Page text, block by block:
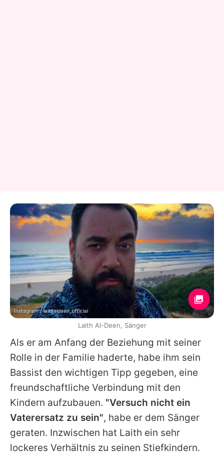
Als er am Anfang der Beziehung mit seiner
Rolle in der Familie haderte, habe ihm sein
Bassist den wichtigen Tipp gegeben, eine
freundschaftliche Verbindung mit den
Kindern aufzubauen. "Versuch nicht ein
Vaterersatz zu sein", habe er dem Sänger
geraten. Inzwischen hat Laith ein sehr
lockeres Verhältnis zu seinen Stiefkindern.
Instagram / laithaldeen_official
Laith Al-Deen, Sänger